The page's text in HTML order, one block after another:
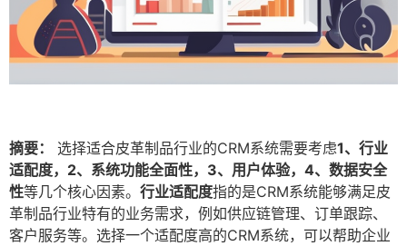
摘要： 选择适合皮革制品行业的CRM系统需要考虑1、行业
适配度，2、系统功能全面性，3、用户体验，4、数据安全
性等几个核心因素。 行业适配度指的是CRM系统能够满足皮
革制品行业特有的业务需求，例如供应链管理、订单跟踪、
客户服务等。选择一个适配度高的CRM系统，可以帮助企业